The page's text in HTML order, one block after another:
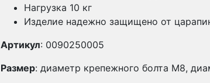
Нагрузка 10 кг
Изделие надежно защищено от
Артикул: 0090250005
Размер: диаметр крепежного болта М8,